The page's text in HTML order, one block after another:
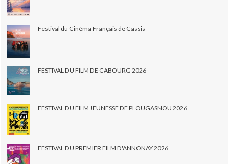
Festival du Cinéma Français de Cassis
FESTIVAL DU FILM DE CABOURG 2026
FESTIVAL DU FILM JEUNESSE DE PLOUGASNOU 2026
FESTIVAL DU PREMIER FILM D'ANNONAY 2026